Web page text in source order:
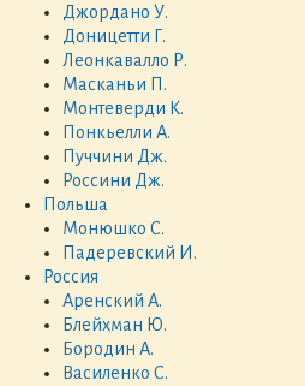
Джордано У.
Доницетти Г.
Леонкавалло Р.
Масканьи П.
Монтеверди К.
Понкьелли А.
Пуччини Дж.
Россини Дж.
Польша
Монюшко С.
Падеревский И.
Россия
Аренский А.
Блейхман Ю.
Бородин А.
Василенко С.